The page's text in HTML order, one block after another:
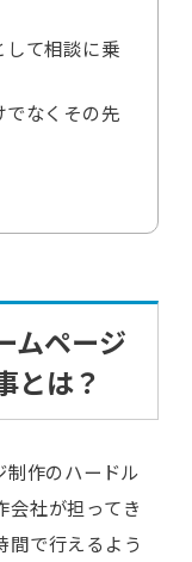
て相談に乗
でなくその先
ムページ
とは？
制作のハードル
会社が担ってき
間で行えるよう